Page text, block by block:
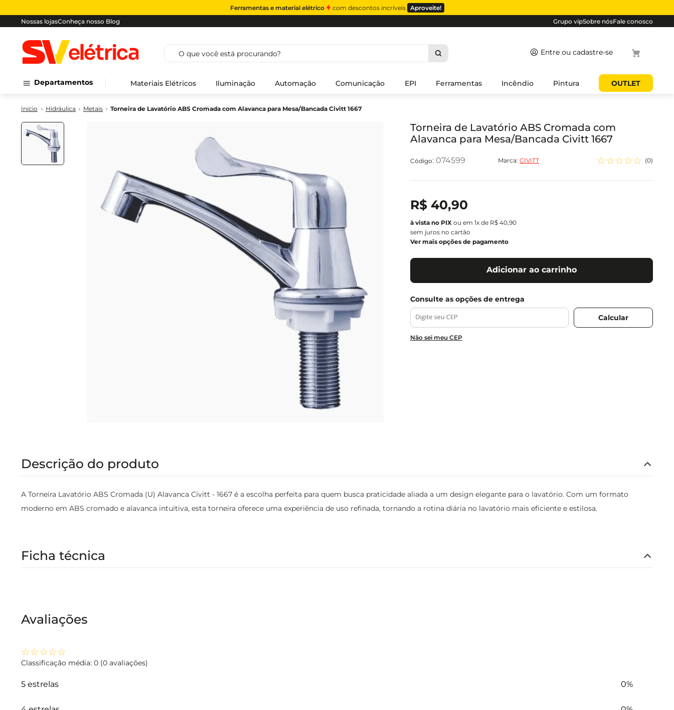
Ferramentas e material elétrico com descontos incríveis Aproveite!
Nossas lojasConheça nosso Blog Grupo vipSobre nósFale conosco
O que você está procurando?
Departamentos Materiais Elétricos Iluminação Automação Comunicação EPI Ferramentas Incêndio Pintura OUTLET
Hidráulica Metais Torneira de Lavatório ABS Cromada com Alavanca para Mesa/Bancada Civitt 1667
Torneira de Lavatório ABS Cromada com
Alavanca para Mesa/Bancada Civitt 1667
: 074599 Marca: CIVITT ☆☆☆☆☆ (0)
R$ 40,90
ou em 1x de R$ 40,90
sem juros no cartão
Ver mais opções de pagamento
Adicionar ao carrinho
Não sei meu CEP
Descrição do produto
A Torneira Lavatório ABS Cromada (U) Alavanca Civitt - 1667 é a escolha perfeita para quem busca praticidade aliada a um design elegante para o lavatório. Com um formato
moderno em ABS cromado e alavanca intuitiva, esta torneira oferece uma experiência de uso refinada, tornando a rotina diária no lavatório mais eficiente e estilosa.
Ficha técnica
Avaliações
☆☆☆☆☆
Classificação média: 0 (0 avaliações)
5 estrelas 0%
2º luminaria
3º tomada
4